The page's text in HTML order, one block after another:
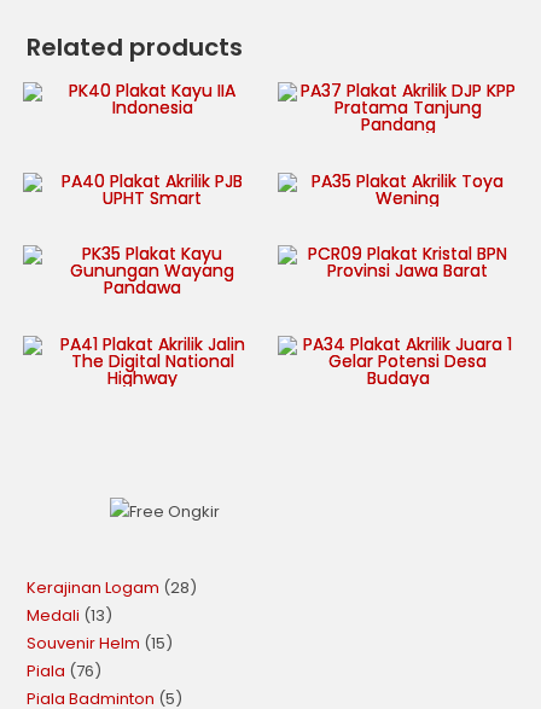
Related products
Kerajinan Logam 28
Medali 13
Souvenir Helm 15
Piala 76
Piala Badminton 5